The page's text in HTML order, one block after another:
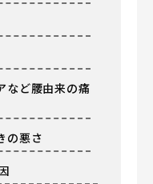
など腰由来の痛
の悪さ